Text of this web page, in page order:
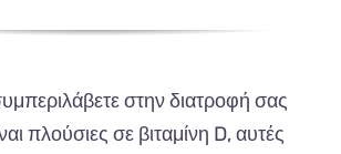
στηνδιατροφή σας
πλούσιες σε βιταμίνη D, αυτές